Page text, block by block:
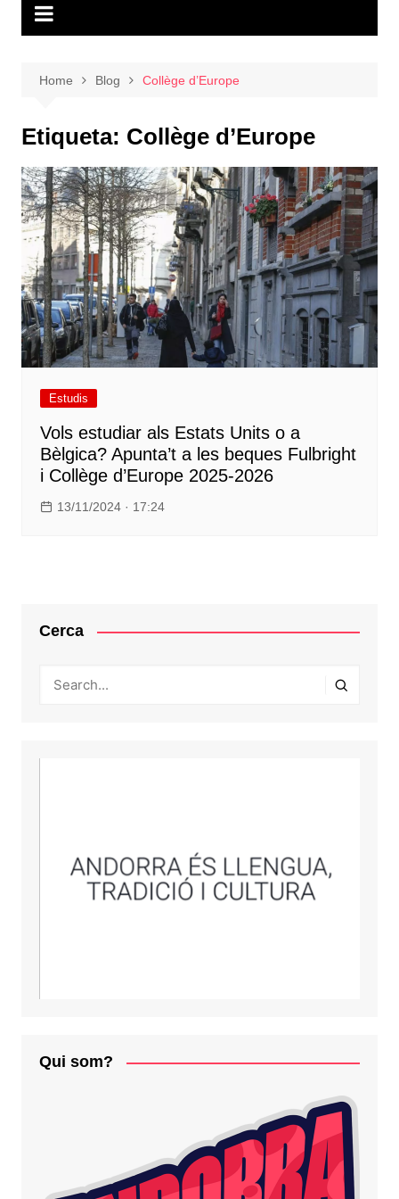
Home Blog Collège d’Europe
Etiqueta: Collège d’Europe
Estudis
Vols estudiar als Estats Units o a
Bèlgica? Apunta’t a les beques Fulbright
i Collège d’Europe 2025-2026
13/11/2024 · 17:24
Cerca
Qui som?